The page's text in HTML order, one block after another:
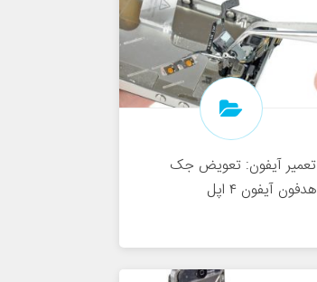
تعمیر آیفون: تعویض جک
هدفون آیفون ۴ اپل